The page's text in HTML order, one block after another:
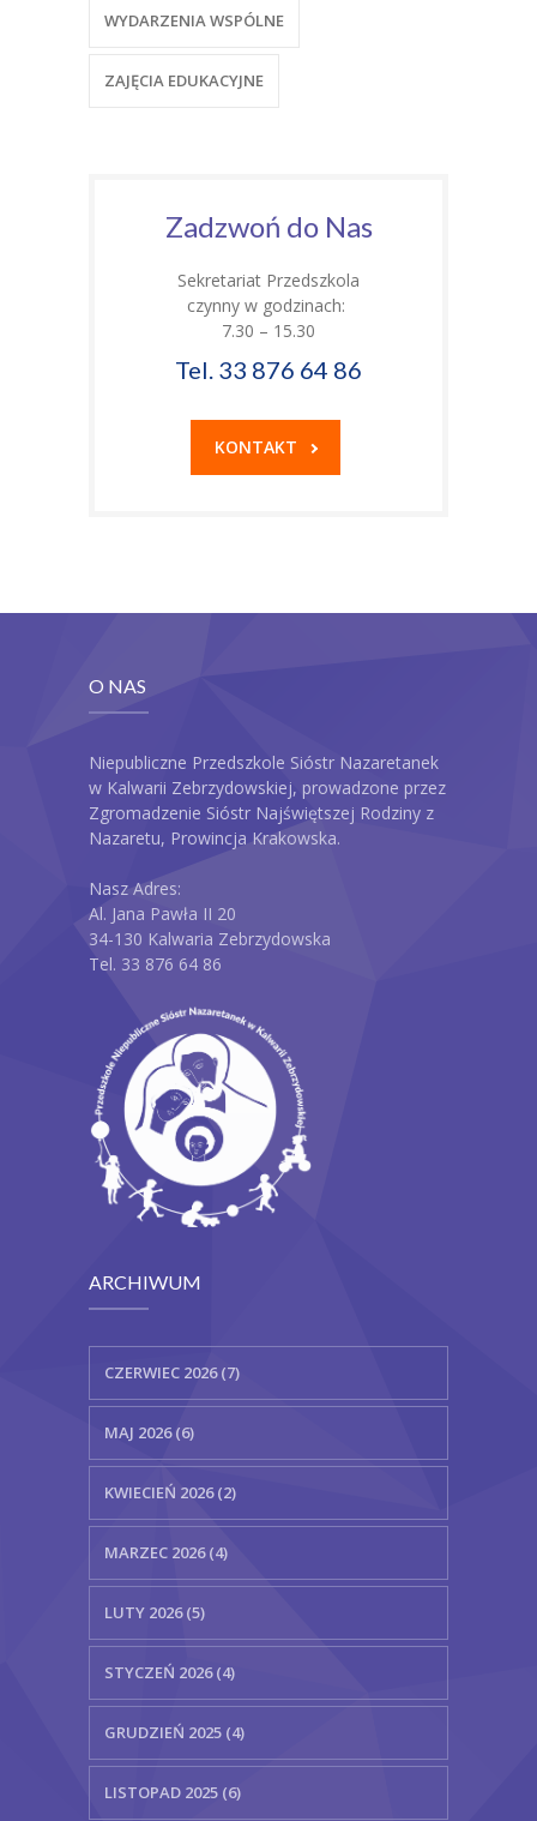
WYDARZENIA WSPÓLNE
ZAJĘCIA EDUKACYJNE
Zadzwoń do Nas
Sekretariat Przedszkola
czynny w godzinach:
7.30 – 15.30
Tel. 33 876 64 86
KONTAKT
O NAS
Niepubliczne Przedszkole Sióstr Nazaretanek
w Kalwarii Zebrzydowskiej, prowadzone przez
Zgromadzenie Sióstr Najświętszej Rodziny z
Nazaretu, Prowincja Krakowska.
Nasz Adres:
Al. Jana Pawła II 20
34-130 Kalwaria Zebrzydowska
Tel. 33 876 64 86
ARCHIWUM
CZERWIEC 2026 (7)
MAJ 2026 (6)
KWIECIEŃ 2026 (2)
MARZEC 2026 (4)
LUTY 2026 (5)
STYCZEŃ 2026 (4)
GRUDZIEŃ 2025 (4)
LISTOPAD 2025 (6)